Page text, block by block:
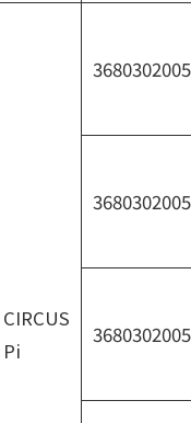
CIRCUS
Pi